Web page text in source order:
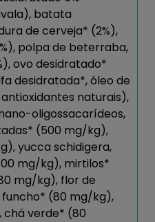
batata
de cerveja* (2%),
polpa de beterraba,
ovo desidratado*
desidratada*, óleo de
naturais),
oligossacarídeos,
(500 mg/kg),
yucca schidigera,
mg/kg), mirtilos*
mg/kg), flor de
(80 mg/kg),
verde* (80